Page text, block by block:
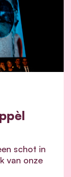
schot in
van onze